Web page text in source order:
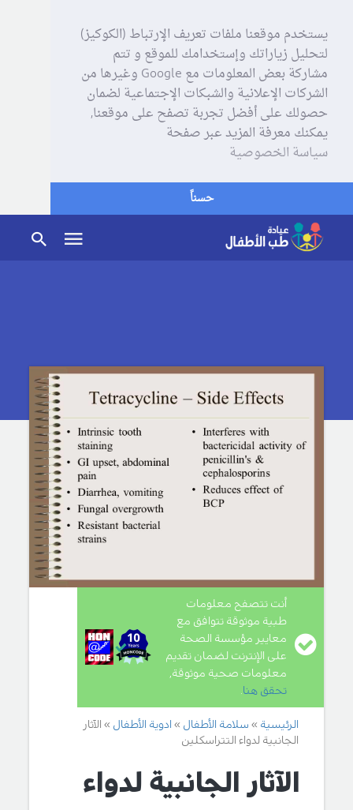
يستخدم موقعنا ملفات تعريف الإرتباط (الكوكيز)
لتحليل زياراتك وإستخدامك للموقع و تتم
مشاركة بعض المعلومات مع Google وغيرها من
الشركات الإعلانية والشبكات الإجتماعية لضمان
حصولك على أفضل تجربة تصفح على موقعنا,
يمكنك معرفة المزيد عبر صفحة
سياسة الخصوصية
حسناً
أنت تتصفح معلومات
طبية موثوقة تتوافق مع
معايير مؤسسة الصحة
على الإنترنت لضمان تقديم
معلومات صحية موثوقة,
تحقق هنا.
الرئيسية سلامة الأطفال ادوية الأطفال
الآثار
الجانبية لدواء التتراسكلين
الآثار الجانبية لدواء